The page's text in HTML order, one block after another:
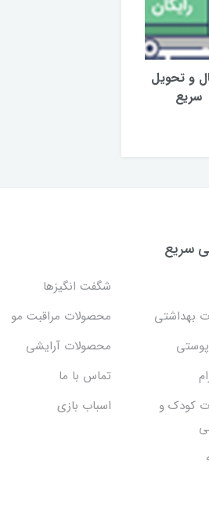
و تحويل
سريع
سریع
شگفت انگيزها
بهداشتي
محصولات مراقبت مو
محصولات آرایشی
تماس با ما
کودک و
اسباب بازی